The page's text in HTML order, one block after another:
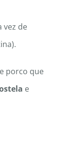
vez de
porco que
e